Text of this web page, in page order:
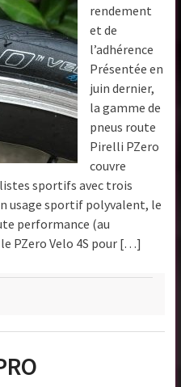
rendement
et de
l’adhérence
Présentée en
juin dernier,
la gamme de
pneus route
Pirelli PZero
couvre
sportifs avec trois
usage sportif polyvalent, le
performance (au
PZero Velo 4S pour […]